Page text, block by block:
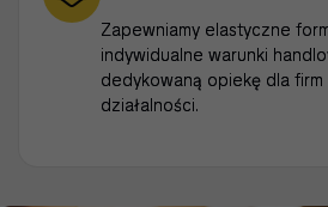
Zapewniamy elastyczne
indywidualne warunki
dedykowaną opiekę dla firm
działalności.